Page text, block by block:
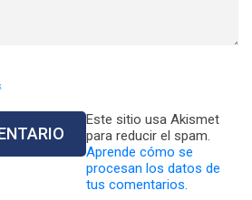
Este sitio usa Akismet
para reducir el spam.
Aprende cómo se
procesan los datos de
tus comentarios.